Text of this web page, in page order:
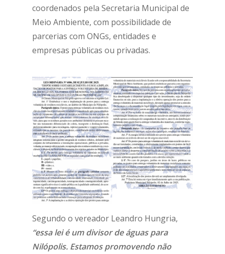
coordenados pela Secretaria Municipal de
Meio Ambiente, com possibilidade de
parcerias com ONGs, entidades e
empresas públicas ou privadas.
Segundo o vereador Leandro Hungria,
“essa lei é um divisor de águas para
Nilópolis. Estamos promovendo não